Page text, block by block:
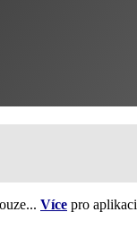
Více pro